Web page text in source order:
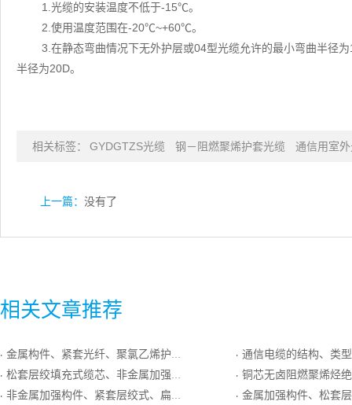
1.光缆的安装温度不低于-15℃。
2.使用温度范围在-20℃~+60℃。
3.在静态弯曲情况下无外护层或04型光缆允许的最小弯曲半径
半径为20D。
相关标签： GYDGTZS光缆 钢－阻燃聚烯护套光缆 通信用室
上一篇： 没有了
相关文章推荐
· 金属构件、紧套光纤、聚氯乙烯护套室内配线光缆GJPJV
· 松套层绞填充式缆芯、非金属加强件、聚乙烯护套微型自承式通信用室外光缆
· 非金属加强构件、紧套层绞式、扁平型、阻燃护套室内光缆
· 通信电缆的结构、类
· 铜芯无卤阻燃聚烯烃绝缘无卤阻燃聚烯烃
· 金属加强构件、松套层绞填充式、钢－聚乙烯